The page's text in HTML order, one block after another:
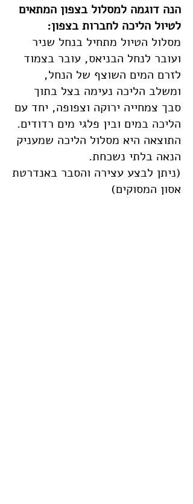
הנה דוגמה למסלול בצפון המתאים
לטיול הליכה לחברות בצפון:
​ מסלול הטיול מתחיל בנחל שניר
ועובר לנחל הבניאס, עובר בצמוד
לזרם המים השוצף של הנחל,
ומשלב הליכה נעימה בצל בתוך
סבך צמחייה ירוקה וצפופה, יחד עם
הליכה במים ובין פלגי מים רדודים.
התוצאה היא מסלול הליכה שמעניק
הנאה בלתי נשכחת.
(ניתן לבצע עצירה והסבר באנדרטת
אסון המסוקים)